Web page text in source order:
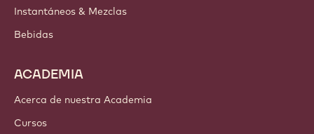
Instantáneos & Mezclas
Bebidas
ACADEMIA
Acerca de nuestra Academia
Cursos